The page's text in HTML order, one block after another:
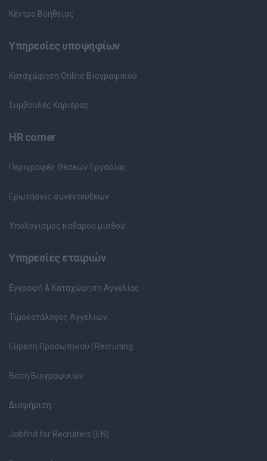
Κέντρο Βοήθειας
Υπηρεσίες υποψηφίων
Καταχώρηση Online Βιογραφικού
Συμβουλές Καριέρας
HR corner
Περιγραφές Θέσεων Εργασίας
Ερωτήσεις συνεντεύξεων
Υπολογισμός καθαρού μισθού
Υπηρεσίες εταιριών
Εγγραφή & Καταχώρηση Αγγελίας
Τιμοκατάλογος Αγγελιών
Εύρεση Προσωπικού | Recruiting
Βάση Βιογραφικών
Διαφήμιση
Jobfind for Recruiters (EN)